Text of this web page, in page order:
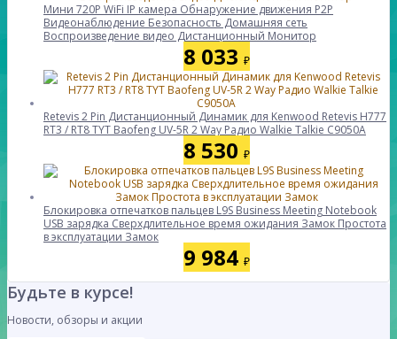
Мини 720P WiFi IP камера Обнаружение движения P2P
Видеонаблюдение Безопасность Домашняя сеть
Воспроизведение видео Дистанционный Монитор
8 033 ₽
Retevis 2 Pin Дистанционный Динамик для Kenwood Retevis H777
RT3 / RT8 TYT Baofeng UV-5R 2 Way Радио Walkie Talkie C9050A
8 530 ₽
Блокировка отпечатков пальцев L9S Business Meeting Notebook
USB зарядка Сверхдлительное время ожидания Замок Простота
в эксплуатации Замок
9 984 ₽
Будьте в курсе!
Новости, обзоры и акции